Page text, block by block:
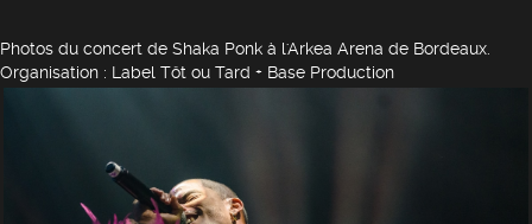
Photos du concert de Shaka Ponk à l'Arkea Arena de Bordeaux.
Organisation : Label Tôt ou Tard + Base Production